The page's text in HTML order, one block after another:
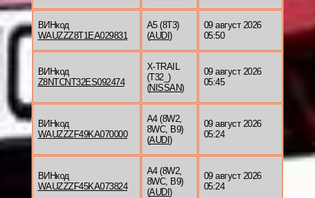
ВИНкод
WAUZZZ8T1EA029831
A5 (8T3)
(AUDI)
09 август 2026
05:50
ВИНкод
Z8NTCNT32ES092474
X-TRAIL
(T32_)
(NISSAN)
09 август 2026
05:45
ВИНкод
WAUZZZF49KA070000
A4 (8W2,
8WC, B9)
(AUDI)
09 август 2026
05:24
ВИНкод
WAUZZZF45KA073824
A4 (8W2,
8WC, B9)
(AUDI)
09 август 2026
05:24